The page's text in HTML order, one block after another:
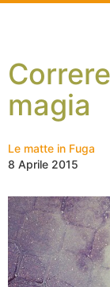
magia
Le matte in Fuga
8 Aprile 2015